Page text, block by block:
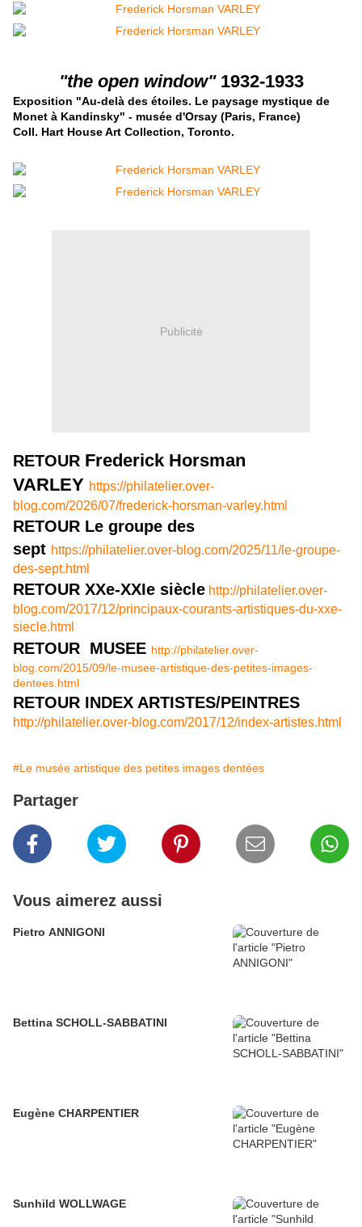
"the open window"1932-1933
Exposition "Au-delà des étoiles. Le paysage mystique de
Monet à Kandinsky" - musée d'Orsay (Paris, France)
Coll. Hart House Art Collection, Toronto.
Publicité
RETOUR Frederick Horsman
VARLEY https://philatelier.over-
blog.com/2026/07/frederick-horsman-varley.html
RETOUR Le groupe des
sept https://philatelier.over-blog.com/2025/11/le-groupe-
des-sept.html
RETOUR XXe-XXIe siècle http://philatelier.over-
blog.com/2017/12/principaux-courants-artistiques-du-xxe-
siecle.html
RETOUR MUSEE http://philatelier.over-
blog.com/2015/09/le-musee-artistique-des-petites-images-
dentees.html
RETOUR INDEX ARTISTES/PEINTRES
http://philatelier.over-blog.com/2017/12/index-artistes.html
#Le musée artistique des petites images dentées
Partager
Vous aimerez aussi
Pietro ANNIGONI
Bettina SCHOLL-SABBATINI
Eugène CHARPENTIER
Sunhild WOLLWAGE